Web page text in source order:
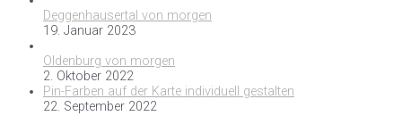
Deggenhausertal von morgen
19. Januar 2023
Oldenburg von morgen
2. Oktober 2022
Pin-Farben auf der Karte individuell gestalten
22. September 2022